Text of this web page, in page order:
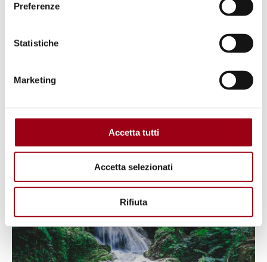
Preferenze
Statistiche
Marketing
Accetta tutti
Accetta selezionati
Rifiuta
GIOVANI
2024: Premiati i giovani vincitori
del concorso UNESCO per
immaginare un futuro sostenibile
21.07.2025
© Rifqu Ramadhan on Pexels